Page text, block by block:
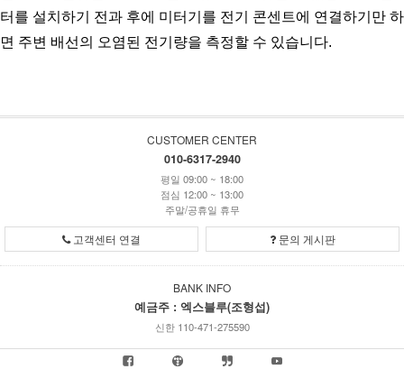
터를 설치하기 전과 후에 미터기를 전기 콘센트에 연결하기만 하
면 주변 배선의 오염된 전기량을 측정할 수 있습니다.
CUSTOMER CENTER
010-6317-2940
평일 09:00 ~ 18:00
점심 12:00 ~ 13:00
주말/공휴일 휴무
고객센터 연결 문의 게시판
BANK INFO
예금주 : 엑스블루(조형섭)
신한 110-471-275590